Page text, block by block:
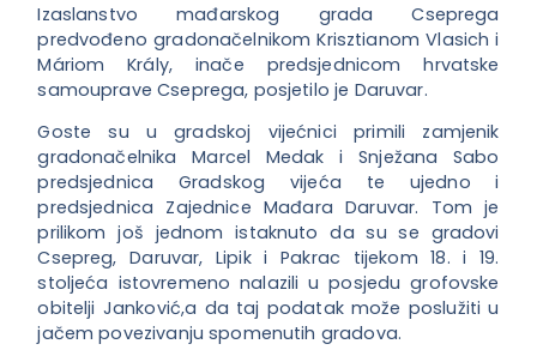
Izaslanstvo mađarskog grada Cseprega
predvođeno gradonačelnikom Krisztianom Vlasich i
Máriom Krály, inače predsjednicom hrvatske
samouprave Cseprega, posjetilo je Daruvar.
Goste su u gradskoj vijećnici primili zamjenik
gradonačelnika Marcel Medak i Snježana Sabo
predsjednica Gradskog vijeća te ujedno i
predsjednica Zajednice Mađara Daruvar. Tom je
prilikom još jednom istaknuto da su se gradovi
Csepreg, Daruvar, Lipik i Pakrac tijekom 18. i 19.
stoljeća istovremeno nalazili u posjedu grofovske
obitelji Janković,a da taj podatak može poslužiti u
jačem povezivanju spomenutih gradova.